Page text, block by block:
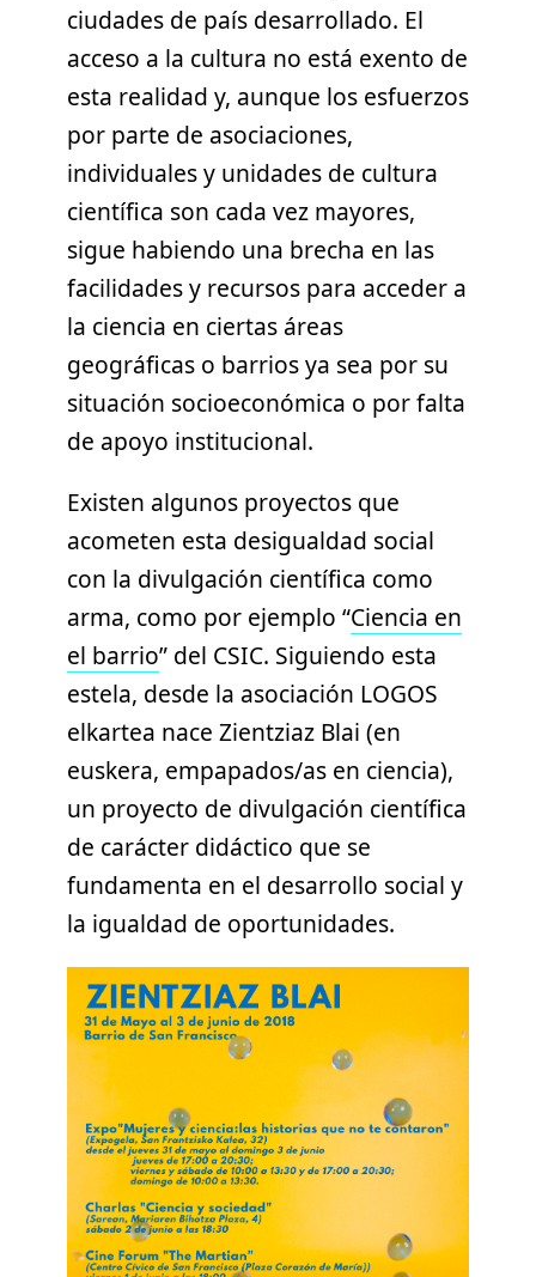
ciudades de país desarrollado. El
acceso a la cultura no está exento de
esta realidad y, aunque los esfuerzos
por parte de asociaciones,
individuales y unidades de cultura
científica son cada vez mayores,
sigue habiendo una brecha en las
facilidades y recursos para acceder a
la ciencia en ciertas áreas
geográficas o barrios ya sea por su
situación socioeconómica o por falta
de apoyo institucional.
Existen algunos proyectos que
acometen esta desigualdad social
con la divulgación científica como
arma, como por ejemplo “Ciencia en
el barrio” del CSIC. Siguiendo esta
estela, desde la asociación LOGOS
elkartea nace Zientziaz Blai (en
euskera, empapados/as en ciencia),
un proyecto de divulgación científica
de carácter didáctico que se
fundamenta en el desarrollo social y
la igualdad de oportunidades.